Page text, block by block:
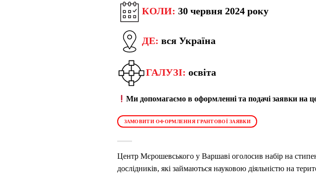
КОЛИ: 30 червня 2024 року
ДЕ: вся Україна
ГАЛУЗІ: освіта
Ми допомагаємо в оформленні та подачі заявки на
ЗАМОВИТИ ОФОРМЛЕННЯ ГРАНТОВОЇ ЗАЯВКИ
Центр Мєрошевського у Варшаві оголосив набір на
дослідників, які займаються науковою діяльністю на